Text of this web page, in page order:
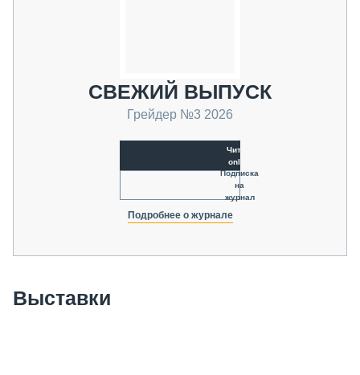
СВЕЖИЙ ВЫПУСК
Грейдер №3 2026
Читать
online
Подписка
на
журнал
Подробнее о журнале
Выставки